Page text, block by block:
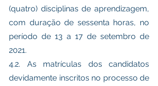
(quatro) disciplinas de aprendizagem,
com duração de sessenta horas, no
período de 13 a 17 de setembro de
2021.
4.2. As matrículas dos candidatos
devidamente inscritos no processo de